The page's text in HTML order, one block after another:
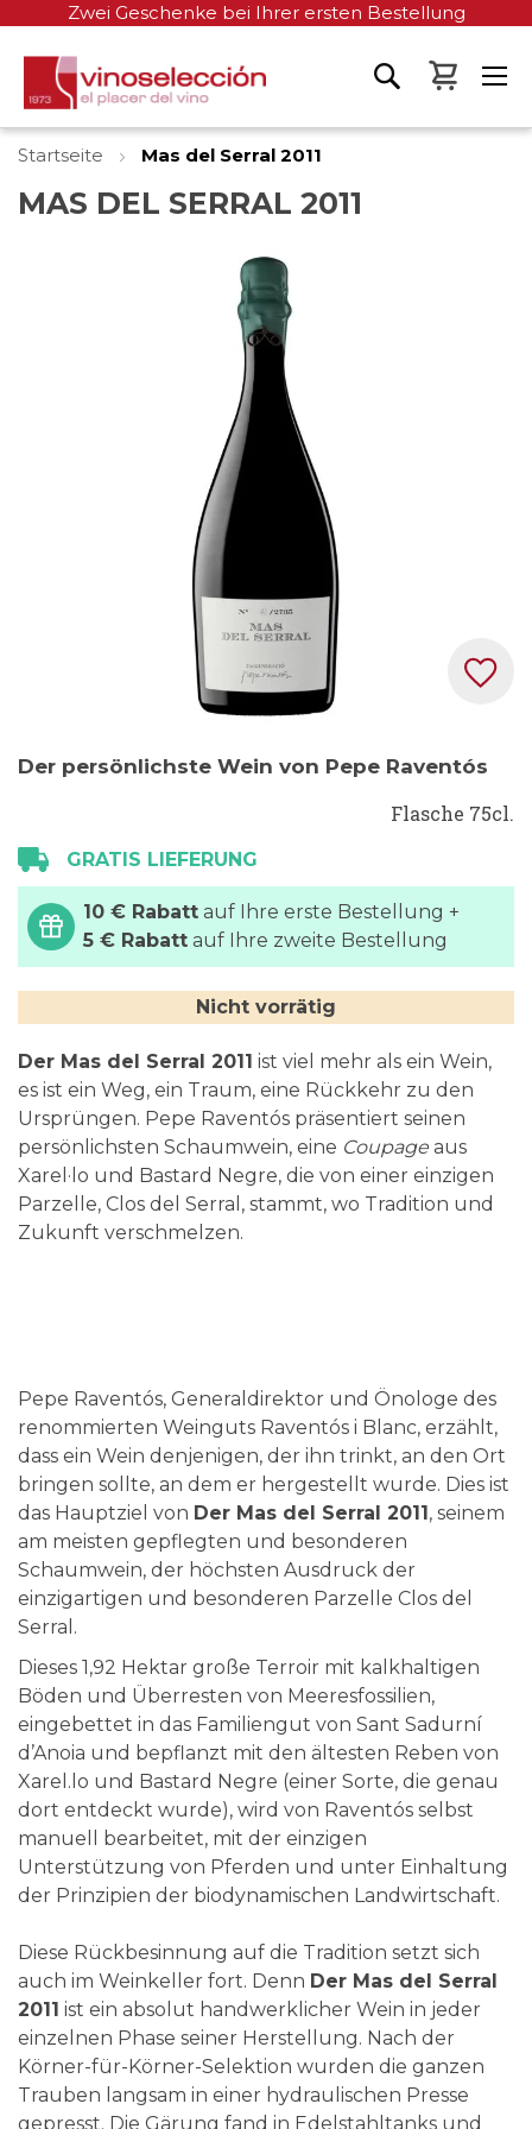
Zwei Geschenke bei Ihrer ersten Bestellung
Mein
Startseite Mas del Serral 2011
MAS DEL SERRAL 2011
Anfang
springen
Der persönlichste Wein von Pepe Raventós
Flasche 75cl.
GRATIS LIEFERUNG
10 € Rabatt auf Ihre erste Bestellung +
5 € Rabatt auf Ihre zweite Bestellung
Nicht vorrätig
Der Mas del Serral 2011 ist viel mehr als ein Wein,
es ist ein Weg, ein Traum, eine Rückkehr zu den
Ursprüngen. Pepe Raventós präsentiert seinen
persönlichsten Schaumwein, eine Coupage aus
Xarel·lo und Bastard Negre, die von einer einzigen
Parzelle, Clos del Serral, stammt, wo Tradition und
Zukunft verschmelzen.
Pepe Raventós, Generaldirektor und Önologe des
renommierten Weinguts Raventós i Blanc, erzählt,
dass ein Wein denjenigen, der ihn trinkt, an den Ort
bringen sollte, an dem er hergestellt wurde. Dies ist
das Hauptziel von Der Mas del Serral 2011 , seinem
am meisten gepflegten und besonderen
Schaumwein, der höchsten Ausdruck der
einzigartigen und besonderen Parzelle Clos del
Serral.
Dieses 1,92 Hektar große Terroir mit kalkhaltigen
Böden und Überresten von Meeresfossilien,
eingebettet in das Familiengut von Sant Sadurní
d’Anoia und bepflanzt mit den ältesten Reben von
Xarel.lo und Bastard Negre (einer Sorte, die genau
dort entdeckt wurde), wird von Raventós selbst
manuell bearbeitet, mit der einzigen
Unterstützung von Pferden und unter Einhaltung
der Prinzipien der biodynamischen Landwirtschaft.
Diese Rückbesinnung auf die Tradition setzt sich
auch im Weinkeller fort. Denn Der Mas del Serral
2011 ist ein absolut handwerklicher Wein in jeder
einzelnen Phase seiner Herstellung. Nach der
Körner-für-Körner-Selektion wurden die ganzen
Trauben langsam in einer hydraulischen Presse
gepresst. Die Gärung fand in Edelstahltanks und